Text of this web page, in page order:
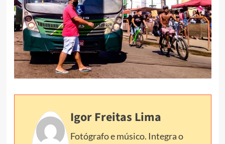
Igor Freitas Lima
Fotógrafo e músico. Integra o